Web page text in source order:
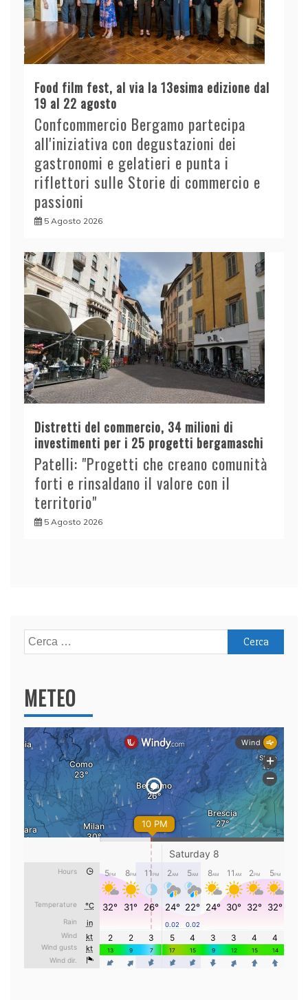
Food film fest, al via la 13esima edizione dal
19 al 22 agosto
Confcommercio Bergamo partecipa
all'iniziativa con degustazioni dei
gastronomi e gelatieri e punta i
riflettori sulle Storie di commercio e
passioni
5 Agosto 2026
Distretti del commercio, 34 milioni di
investimenti per i 25 progetti bergamaschi
Patelli: "Progetti che creano comunità
forti e rinsaldano il valore con il
territorio"
5 Agosto 2026
Ricerca
per:
METEO